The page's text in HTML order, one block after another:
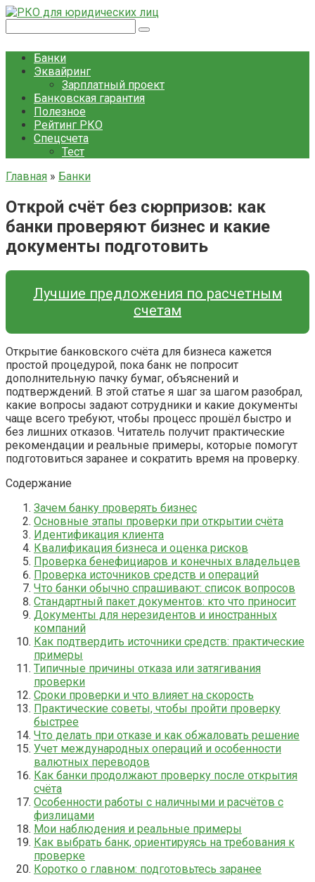
Перейти
контенту
Банки
Эквайринг
Зарплатный проект
Банковская гарантия
Полезное
Рейтинг РКО
Спецсчета
Тест
Главная » Банки
Открой счёт без сюрпризов: как
банки проверяют бизнес и какие
документы подготовить
Лучшие предложения по расчетным
счетам
Открытие банковского счёта для бизнеса кажется
простой процедурой, пока банк не попросит
дополнительную пачку бумаг, объяснений и
подтверждений. В этой статье я шаг за шагом разобрал,
какие вопросы задают сотрудники и какие документы
чаще всего требуют, чтобы процесс прошёл быстро и
без лишних отказов. Читатель получит практические
рекомендации и реальные примеры, которые помогут
подготовиться заранее и сократить время на проверку.
Содержание
Зачем банку проверять бизнес
Основные этапы проверки при открытии счёта
Идентификация клиента
Квалификация бизнеса и оценка рисков
Проверка бенефициаров и конечных владельцев
Проверка источников средств и операций
Что банки обычно спрашивают: список вопросов
Стандартный пакет документов: кто что приносит
Документы для нерезидентов и иностранных
компаний
Как подтвердить источники средств: практические
примеры
Типичные причины отказа или затягивания
проверки
Сроки проверки и что влияет на скорость
Практические советы, чтобы пройти проверку
быстрее
Что делать при отказе и как обжаловать решение
Учет международных операций и особенности
валютных переводов
Как банки продолжают проверку после открытия
счёта
Особенности работы с наличными и расчётов с
физлицами
Мои наблюдения и реальные примеры
Как выбрать банк, ориентируясь на требования к
проверке
Коротко о главном: подготовьтесь заранее